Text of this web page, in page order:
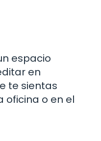
espacio
en
te sientas
oficina o en el